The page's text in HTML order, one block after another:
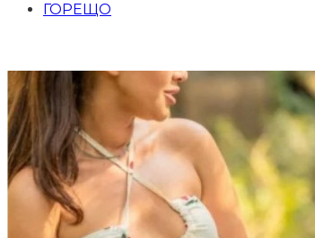
ГОРЕЩО